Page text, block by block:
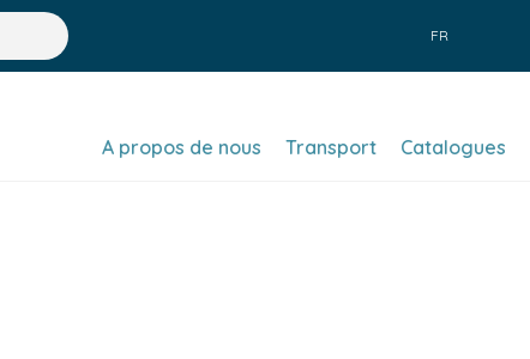
FR
A propos de nous Transport Catalogues